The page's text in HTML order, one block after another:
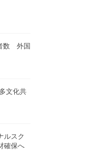
数 外国
文化共
ルスク
確保へ